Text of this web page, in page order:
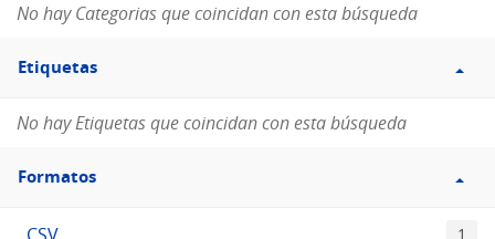
No hay Categorias que coincidan con esta búsqueda
Filtro
Etiquetas
Etiquetas
No hay Etiquetas que coincidan con esta búsqueda
Filtro
Formatos
Formatos